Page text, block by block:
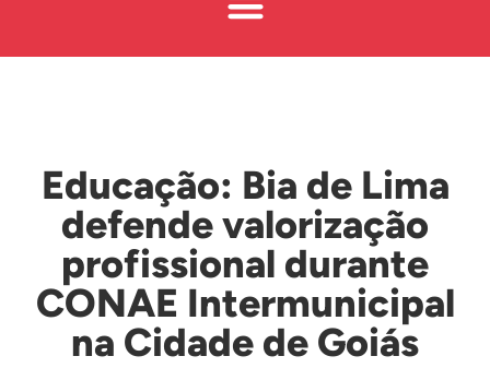
Educação: Bia de Lima
defende valorização
profissional durante
CONAE Intermunicipal
na Cidade de Goiás